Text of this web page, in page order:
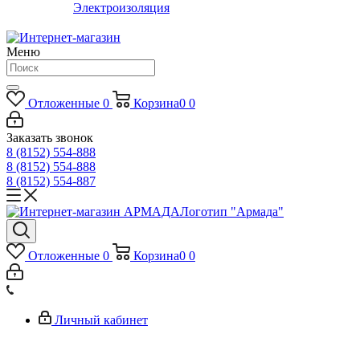
Электроизоляция
Меню
Отложенные 0 Корзина0 0
Заказать звонок
8 (8152) 554-888
8 (8152) 554-888
8 (8152) 554-887
Логотип "Армада"
Отложенные 0 Корзина0 0
Личный кабинет